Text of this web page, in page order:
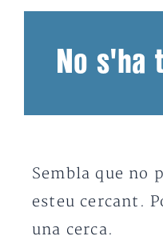
No s'ha
Sembla que no
esteu cercant.
una cerca.